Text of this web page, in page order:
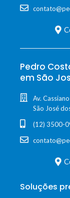
Pedro
em São
Av.
São José
(12) 3500-
Soluções